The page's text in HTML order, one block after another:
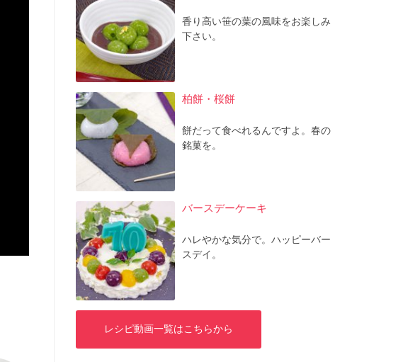
香り高い笹の葉の風味をお楽しみ
下さい。
柏餅・桜餅
餅だって食べれるんですよ。春の
銘菓を。
バースデーケーキ
ハレやかな気分で。ハッピーバー
スデイ。
レシピ動画一覧はこちらから